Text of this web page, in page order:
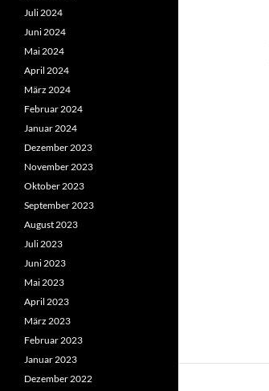
Juli 2024
Juni 2024
Mai 2024
April 2024
März 2024
Februar 2024
Januar 2024
Dezember 2023
November 2023
Oktober 2023
September 2023
August 2023
Juli 2023
Juni 2023
Mai 2023
April 2023
März 2023
Februar 2023
Januar 2023
Dezember 2022